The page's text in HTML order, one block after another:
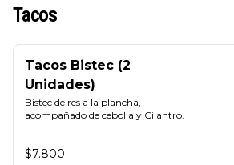
Tacos
Tacos Bistec (2
Unidades)
Bistec de res a la plancha,
acompañado de cebolla y Cilantro.
$7.800